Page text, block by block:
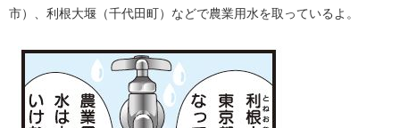
市）、利根大堰（千代田町）などで農業用水を取っているよ。